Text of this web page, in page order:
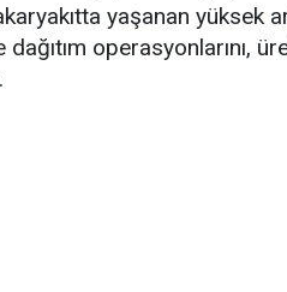
yaşanan yüksek
operasyonlarını,